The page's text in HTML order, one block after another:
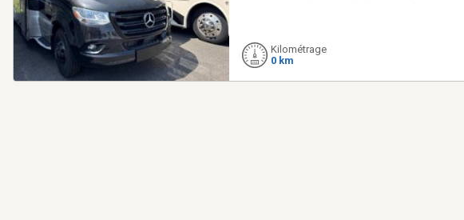
Kilométrage
0 km